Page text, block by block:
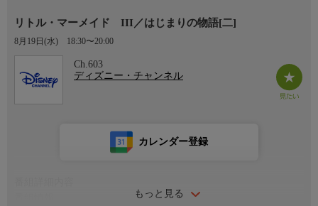
リトル・マーメイド III／はじまりの物語[二]
8月19日(水) 18:30〜20:00
Ch.603
ディズニー・チャンネル
もっと見る
カレンダー登録